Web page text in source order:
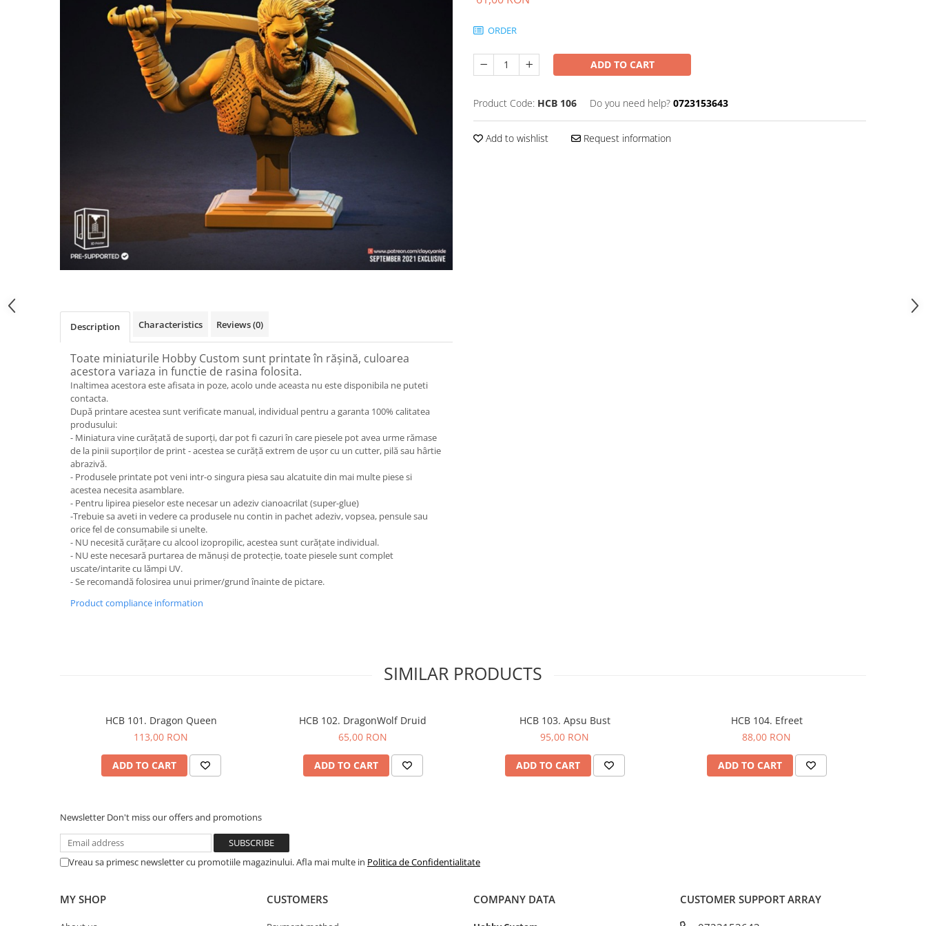
ORDER
ADD TO CART
Product Code: HCB 106 Do you need help? 0723153643
Add to wishlist Request information
Description Characteristics Reviews(0)
Toate miniaturile Hobby Custom sunt printate în rășină, culoarea
acestora variaza in functie de rasina folosita.
Inaltimea acestora este afisata in poze, acolo unde aceasta nu este disponibila ne puteti
contacta.
După printare acestea sunt verificate manual, individual pentru a garanta 100% calitatea
produsului:
- Miniatura vine curățată de suporți, dar pot fi cazuri în care piesele pot avea urme rămase
de la pinii suporților de print - acestea se curăță extrem de ușor cu un cutter, pilă sau hârtie
abrazivă.
- Produsele printate pot veni intr-o singura piesa sau alcatuite din mai multe piese si
acestea necesita asamblare.
- Pentru lipirea pieselor este necesar un adeziv cianoacrilat (super-glue)
-Trebuie sa aveti in vedere ca produsele nu contin in pachet adeziv, vopsea, pensule sau
orice fel de consumabile si unelte.
- NU necesită curățare cu alcool izopropilic, acestea sunt curățate individual.
- NU este necesară purtarea de mănuși de protecție, toate piesele sunt complet
uscate/intarite cu lămpi UV.
- Se recomandă folosirea unui primer/grund înainte de pictare.
Product compliance information
SIMILAR PRODUCTS
HCB 101. Dragon Queen
113,00 RON
ADD TO CART
HCB 102. DragonWolf Druid
65,00 RON
ADD TO CART
HCB 103. Apsu Bust
95,00 RON
ADD TO CART
HCB 104. Efreet
88,00 RON
ADD TO CART
Newsletter Don't miss our offers and promotions
Vreau sa primesc newsletter cu promotiile magazinului. Afla mai multe in Politica de Confidentialitate
MY SHOP CUSTOMERS COMPANY DATA CUSTOMER SUPPORTARRAY